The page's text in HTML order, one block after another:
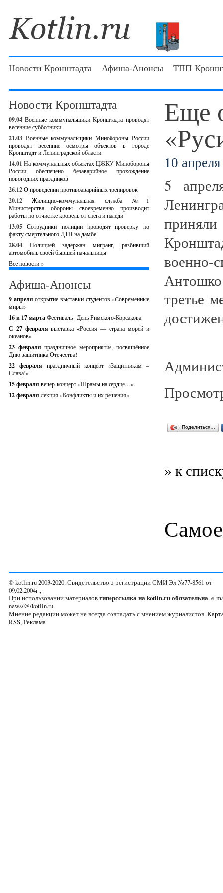
Новости Кронштадта Афиша-Анонсы ТПП
Новости Кронштадта
09.04 Военные коммунальщики Кронштадта проводят
весенние субботники
21.03 Военные коммунальщики Минобороны России
проводят весенние осмотры объектов в городе
Кронштадт и Ленинградской области
14.01 На коммунальных объектах ЦЖКУ Минобороны
России обеспечено безаварийное прохождение
новогодних праздников
26.12О проведении противоаварийных тренировок
20.12
Жилищно-коммунальная служба №1
Министерства обороны своевременно производит
работы по отчистке кровель от снега и наледи
13.05 Сотрудники полиции проводят проверку по
факту смертельного ДТП на дамбе
28.04
Полицией задержан мигрант, разбивший
автомобиль своей бывшей начальницы
Все новости »
Афиша-Анонсы
9 апреляоткрытие выставки студентов «Современные
миры»
16 и 17 мартаФестиваль "День Римского-Корсакова"
С 27 февралявыставка «Россия — страна морей и
океанов»
23 февраляпраздничное мероприятие, посвящённое
Дню защитника Отечества!
22 февраля праздничный концерт «Защитникам –
Слава!»
15 февраля вечер-концерт «Шрамы на сердце…»
12 февраля лекция «Конфликты и их решения»
Еще
10
5
военно-
третье
Поделиться…
» к
© kotlin.ru 2003-2020. Свидетельство о регистрации СМИ Эл №77-8561 от
09.02.2004г.,
При использовании материаловгиперссылка на kotlin.ru обязательна. e-
news/@/kotlin.ru
Мнение редакции может не всегда совпадать с мнением журналистов.
RSS,Реклама